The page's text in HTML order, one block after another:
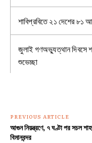
শাবিপ্রবিতে ২১ দেশের ৮১
জুলাই গণঅভ্যুত্থান দিবসে
শুভেচ্ছা
PREVIOUS ARTICLE
আগুন নিয়ন্ত্রণে, ৭ ঘণ্টা পর সচল
বিমানবন্দর